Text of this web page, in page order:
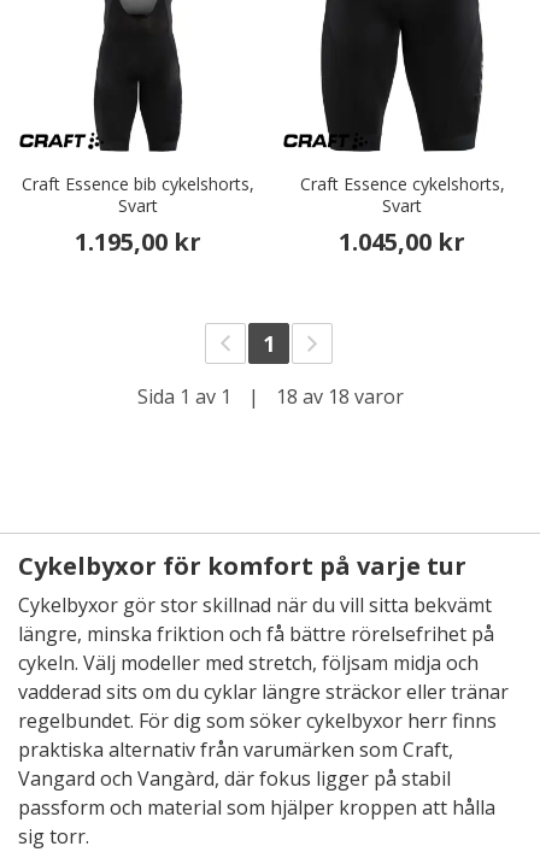
Craft Essence bib cykelshorts,
Svart
1.195,00 kr
Craft Essence cykelshorts,
Svart
1.045,00 kr
1
Sida 1 av 1 | 18 av 18 varor
Cykelbyxor för komfort på varje tur
Cykelbyxor gör stor skillnad när du vill sitta bekvämt
längre, minska friktion och få bättre rörelsefrihet på
cykeln. Välj modeller med stretch, följsam midja och
vadderad sits om du cyklar längre sträckor eller tränar
regelbundet. För dig som söker cykelbyxor herr finns
praktiska alternativ från varumärken som Craft,
Vangard och Vangàrd, där fokus ligger på stabil
passform och material som hjälper kroppen att hålla
sig torr.